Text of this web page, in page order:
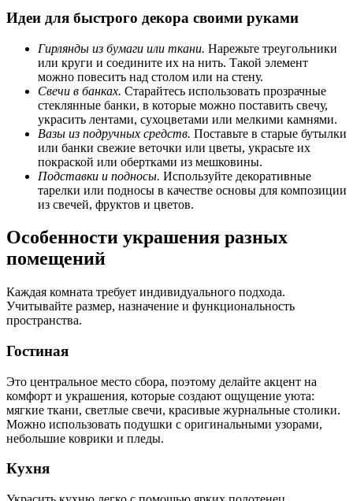
Идеи для быстрого декора своими руками
Гирлянды из бумаги или ткани. Нарежьте треугольники
или круги и соедините их на нить. Такой элемент
можно повесить над столом или на стену.
Свечи в банках. Старайтесь использовать прозрачные
стеклянные банки, в которые можно поставить свечу,
украсить лентами, сухоцветами или мелкими камнями.
Вазы из подручных средств. Поставьте в старые бутылки
или банки свежие веточки или цветы, украсьте их
покраской или обертками из мешковины.
Подставки и подносы. Используйте декоративные
тарелки или подносы в качестве основы для композиции
из свечей, фруктов и цветов.
Особенности украшения разных
помещений
Каждая комната требует индивидуального подхода.
Учитывайте размер, назначение и функциональность
пространства.
Гостиная
Это центральное место сбора, поэтому делайте акцент на
комфорт и украшения, которые создают ощущение уюта:
мягкие ткани, светлые свечи, красивые журнальные столики.
Можно использовать подушки с оригинальными узорами,
небольшие коврики и пледы.
Кухня